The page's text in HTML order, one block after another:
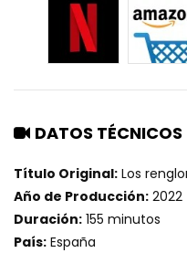
DATOS TÉCNICOS
Título Original: Los
Año de Producción: 2022
Duración: 155 minutos
País: España